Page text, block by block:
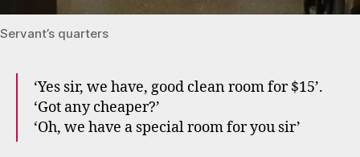
Servant’s quarters
‘Yes sir, we have, good clean room for $15’.
‘Got any cheaper?’
‘Oh, we have a special room for you sir’